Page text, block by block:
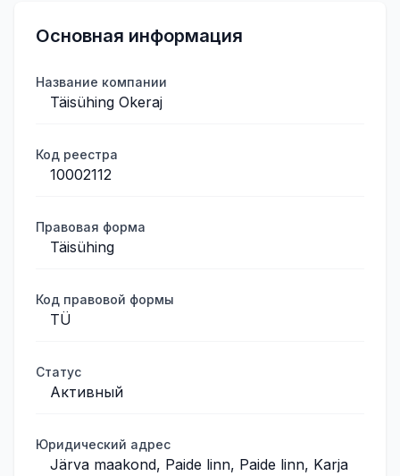
Основная информация
Название компании
Täisühing Okeraj
Код реестра
10002112
Правовая форма
Täisühing
Код правовой формы
TÜ
Статус
Активный
Юридический адрес
Järva maakond, Paide linn, Paide linn, Karja